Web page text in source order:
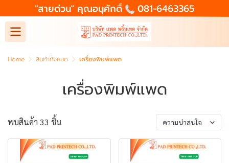
"สายด่วน" คุณอนุศักดิ์ 081-6463365
Home สินค้าทั้งหมด เครื่องพิมพ์แพด
เครื่องพิมพ์แพด
พบสินค้า 33 ชิ้น ความน่าสนใจ